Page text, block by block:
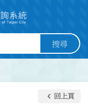
搜尋
keyboard_arrow_left 回上頁